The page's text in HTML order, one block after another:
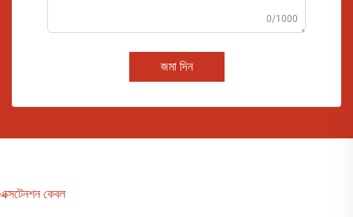
0/1000
জমা দিন
এক্সটেনশন কেবল